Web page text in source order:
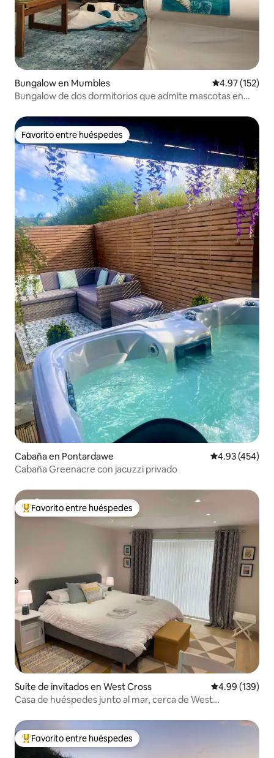
Bungalow en Mumbles Calificación
4.97 (152)
Bungalow de dos dormitorios que admite mascotas en
Favorito entre huéspedes
Favorito entre huéspedes
Cabaña en Pontardawe Calificación
4.93 (454)
Cabaña Greenacre con jacuzzi privado
Favorito entre huéspedes preferido
Favorito entre huéspedes
Suite de invitados en West Cross Calificación
4.99 (139)
Casa de huéspedes junto al mar, cerca de West
Favorito entre huéspedes preferido
Favorito entre huéspedes